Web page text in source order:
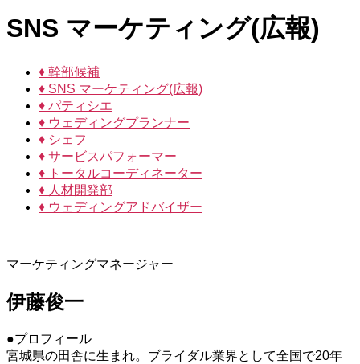
SNS マーケティング(広報)
♦ 幹部候補
♦ SNS マーケティング(広報)
♦ パティシエ
♦ ウェディングプランナー
♦ シェフ
♦ サービスパフォーマー
♦ トータルコーディネーター
♦ 人材開発部
♦ ウェディングアドバイザー
マーケティングマネージャー
伊藤俊一
●プロフィール
宮城県の田舎に生まれ。ブライダル業界として全国で20年